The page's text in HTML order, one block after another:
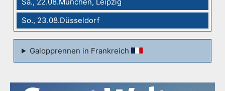
So., 23.08.Düsseldorf
Galopprennen in Frankreich